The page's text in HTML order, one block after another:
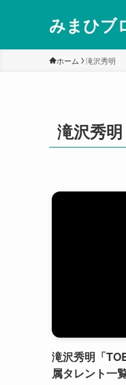
みまひブ
ホーム 滝沢秀明
滝沢秀明
滝沢秀明「
属タレント一